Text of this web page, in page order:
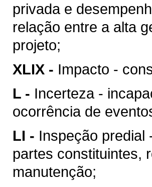
privada e
relação entre a alta
projeto;
XLIX - Impacto -
L - Incerteza -
ocorrência de
LI - Inspeção predial
partes constituintes,
manutenção;